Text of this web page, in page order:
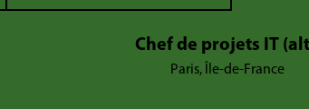
Chef de projets IT
Paris, Île-de-France